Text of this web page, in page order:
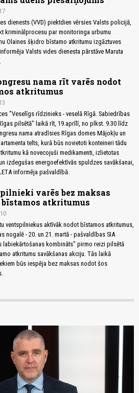
dienests (VVD) piektdien vērsies Valsts policijā,
kriminālprocesu par monitoringa urbumu
Olaines šķidro bīstamo atkritumu izgāztuves
Valsts vides dienesta pārstāve Maruta
nama rīt varēs nodot
atkritumus
"Veselīgs rīdzinieks - veselā Rīgā. Sabiedrības
pilsētā" laikā rīt, 19.aprīlī, no plkst. 9.30 līdz
nama atradīsies Rīgas domes Mājokļu un
telts, kurā būs novietoti konteineri tādu
kā novecojuši medikamenti, izlietotas
izdegušas energoefektīvās spuldzes savākšanai,
informēja pašvaldībā.
varēs bez maksas
bīstamos atkritumus
ventspilniekus aktīvāk nodot bīstamos atkritumus,
nogalē - 20. un 21. martā - pašvaldības SIA
labiekārtošanas kombināts" pirmo reizi pilsētā
atkritumu savākšanas akciju. Tās laikā
būs iespēja bez maksas nodot šos